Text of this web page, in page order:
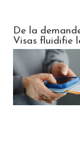
De la
Visas fluidifie